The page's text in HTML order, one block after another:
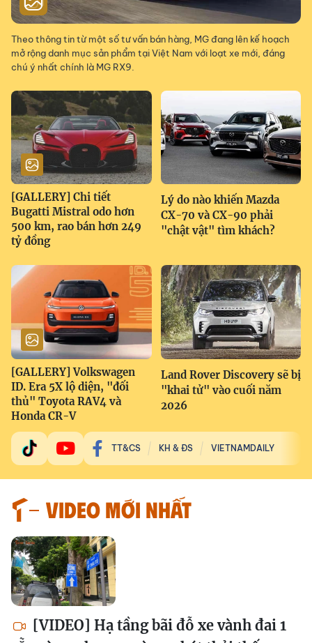
Theo thông tin từ một số tư vấn bán hàng, MG đang lên kế hoạch
mở rộng danh mục sản phẩm tại Việt Nam với loạt xe mới, đáng
chú ý nhất chính là MG RX9.
[GALLERY] Chi tiết
Bugatti Mistral odo hơn
500 km, rao bán hơn 249
tỷ đồng
Lý do nào khiến Mazda
CX-70 và CX-90 phải
"chật vật" tìm khách?
[GALLERY] Volkswagen
ID. Era 5X lộ diện, "đối
thủ" Toyota RAV4 và
Honda CR-V
Land Rover Discovery sẽ bị
"khai tử" vào cuối năm
2026
TT&CS KH & ĐS VIETNAMDAILY
VIDEO MỚI NHẤT
[VIDEO] Hạ tầng bãi đỗ xe vành đai 1